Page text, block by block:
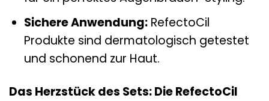
Sichere Anwendung:RefectoCil
Produkte sind dermatologisch getestet
und schonend zur Haut.
Das Herzstück des Sets: Die RefectoCil